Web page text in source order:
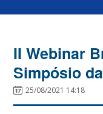
II Webinar
Simpósio
25/08/2021 14:18